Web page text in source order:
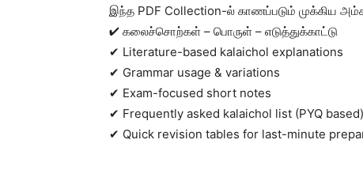
இந்த PDF Collection-ல் காணப்படும் முக்கிய
✔ கலைச்சொற்கள் – பொருள் – எடுத்துக்காட்டு
✔ Literature-based kalaichol explanations
✔ Grammar usage & variations
✔ Exam-focused short notes
✔ Frequently asked kalaichol list (PYQ based)
✔ Quick revision tables for last-minute